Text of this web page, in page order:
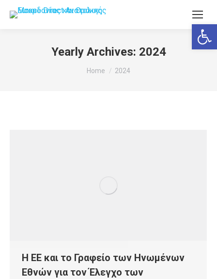
Yearly Archives: 2024
You are here:
Home 2024
Η ΕΕ και το Γραφείο των Ηνωμένων
Εθνών για τον Έλεγχο των